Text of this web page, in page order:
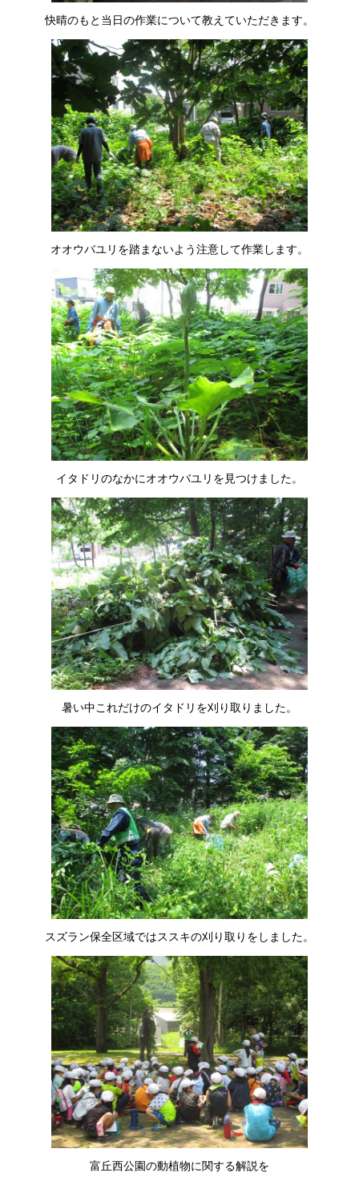
快晴のもと当日の作業について教えていただきます。
オオウバユリを踏まないよう注意して作業します。
イタドリのなかにオオウバユリを見つけました。
暑い中これだけのイタドリを刈り取りました。
スズラン保全区域ではススキの刈り取りをしました。
富丘西公園の動植物に関する解説を